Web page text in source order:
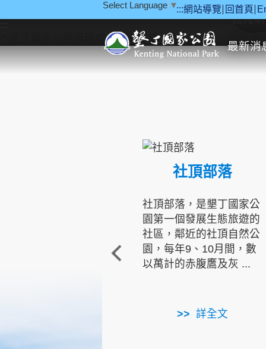
:::網站導覽 回首頁
Select Language ▼
最新消
::: 教育
社頂部落
社頂部落，是墾丁國家公
園第一個發展生態旅遊的
社區，鄰近的社頂自然公
園，每年9、10月間，數
以萬計的赤腹鷹及灰 ...
詳全文